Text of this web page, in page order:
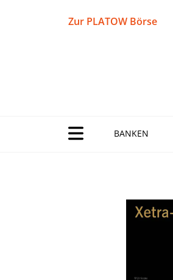
Zur PLATOW Börse
BANKEN